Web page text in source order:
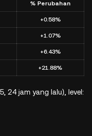
% Perubahan
+0.58%
+1.07%
+6.43%
+21.88%
24 jam yang lalu), level: